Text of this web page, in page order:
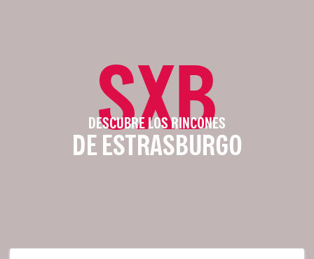
SXB
DESCUBRE LOS RINCONES
DE ESTRASBURGO